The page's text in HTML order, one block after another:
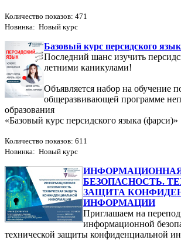
Количество показов: 471
Новинка: Новый курс
Базовый курс персидского
Последний шанс изучить
летними каникулами!
Объявляется набор на обучение
общеразвивающей программе
образования
«Базовый курс персидского языка (фарси)»
Количество показов: 611
Новинка: Новый курс
БЕЗОПАСНОСТЬ.
ЗАЩИТА
ИНФОРМАЦИИ
Приглашаем на
информационной
технической защиты конфиденциальной